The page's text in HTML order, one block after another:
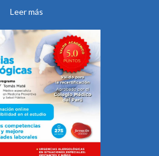
Leer más